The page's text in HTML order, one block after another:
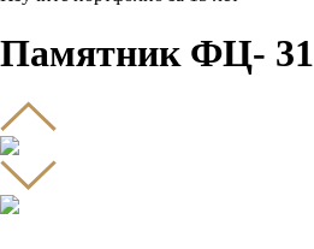
Памятник ФЦ- 31